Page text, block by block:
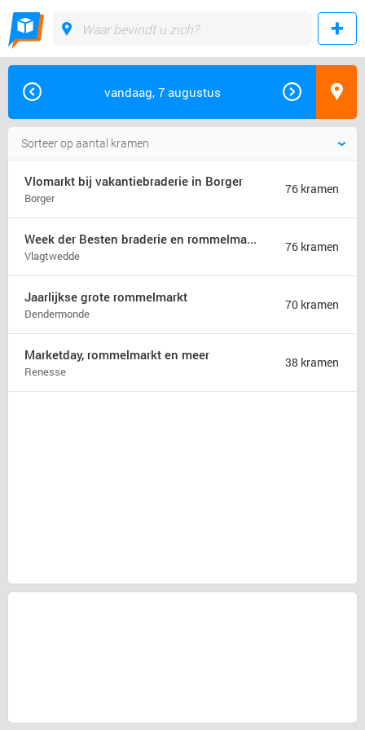
vandaag, 7 augustus
Vlomarkt bij vakantiebraderie in Borger
Borger
76 kramen
Week der Besten braderie en rommelmarkt (jaarmarkt)
Vlagtwedde
76 kramen
Jaarlijkse grote rommelmarkt
Dendermonde
70 kramen
Marketday, rommelmarkt en meer
Renesse
38 kramen